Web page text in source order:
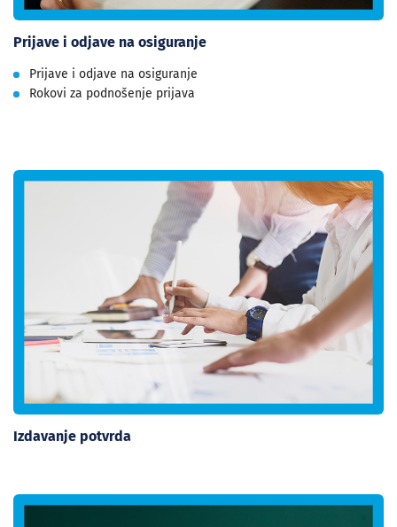
Prijave i odjave na osiguranje
Prijave i odjave na osiguranje
Rokovi za podnošenje prijava
Izdavanje potvrda